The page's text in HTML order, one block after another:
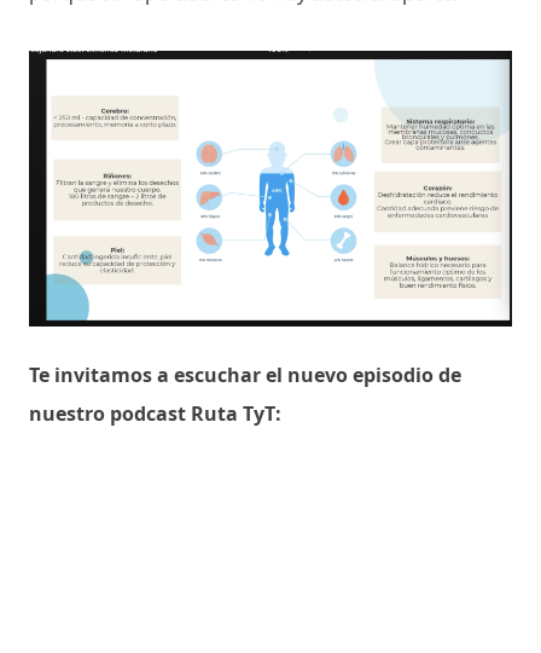
Te invitamos a escuchar el nuevo episodio de
nuestro podcast Ruta TyT: